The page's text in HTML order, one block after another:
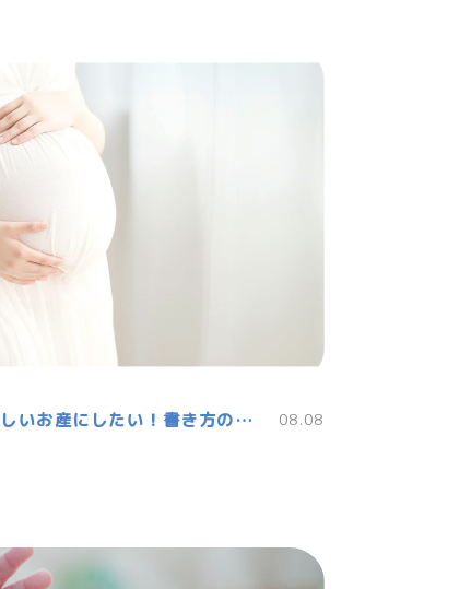
バースプランとは？自分らしいお産にしたい！書き方の具体例や7つのポイント 08.08